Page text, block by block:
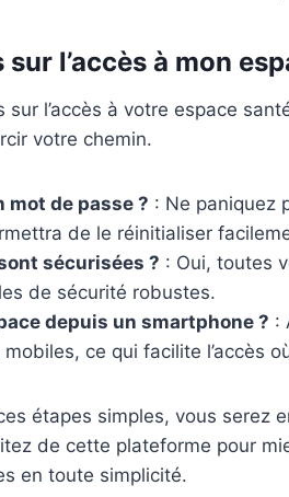
l’accès à mon
l’accès à votre espace
votre chemin.
mot de passe ? : Ne paniquez
de le réinitialiser
sécurisées ? : Oui, toutes
de sécurité robustes.
depuis un smartphone ? :
ce qui facilite l’accès
étapes simples, vous serez
de cette plateforme pour
en toute simplicité.